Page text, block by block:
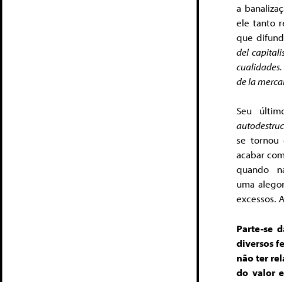
a
ele tanto
que
del
de la
Seu
se tornou
acabar
quando
uma
excessos.
Parte-se
diversos
não ter
do valor